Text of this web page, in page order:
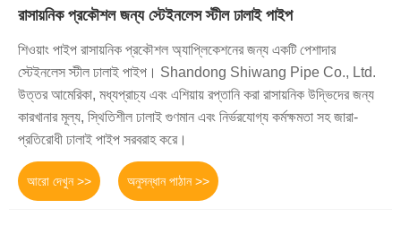
রাসায়নিক প্রকৌশল জন্য স্টেইনলেস স্টীল ঢালাই পাইপ
শিওয়াং পাইপ রাসায়নিক প্রকৌশল অ্যাপ্লিকেশনের জন্য একটি পেশাদার
স্টেইনলেস স্টীল ঢালাই পাইপ। Shandong Shiwang Pipe Co., Ltd.
উত্তর আমেরিকা, মধ্যপ্রাচ্য এবং এশিয়ায় রপ্তানি করা রাসায়নিক উদ্ভিদের জন্য
কারখানার মূল্য, স্থিতিশীল ঢালাই গুণমান এবং নির্ভরযোগ্য কর্মক্ষমতা সহ জারা-
প্রতিরোধী ঢালাই পাইপ সরবরাহ করে।
আরো দেখুন >> অনুসন্ধান পাঠান >>